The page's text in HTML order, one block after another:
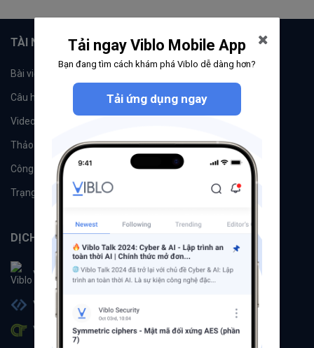
TÀI NGUYÊN
Bài viết
Câu hỏi Tags
Videos
Thảo luận Đề xuất hệ thống
Công cụ Machine Learning
Trạng thái hệ thống
DỊCH VỤ
Viblo
Viblo Code
Viblo CTF
Tải ngay Viblo Mobile App
Bạn đang tìm cách khám phá Viblo dễ dàng hơn?
Tải ứng dụng ngay